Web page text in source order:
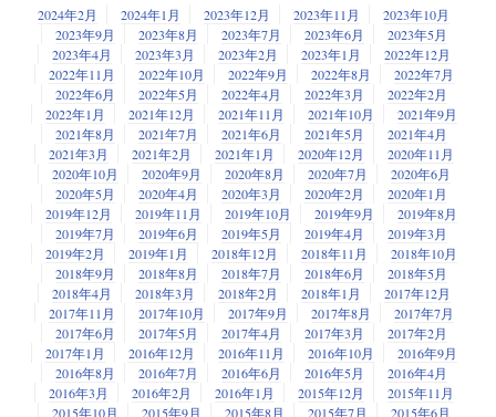
2024年2月 2024年1月 2023年12月 2023年11月
2023年10月
2023年9月
2023年8月 2023年7月 2023年6月
2023年5月
2023年4月
2023年3月 2023年2月 2023年1月
2022年12月
2022年11月
2022年10月 2022年9月 2022年8月
2022年7月
2022年6月
2022年5月 2022年4月 2022年3月
2022年2月
2022年1月
2021年12月 2021年11月 2021年10月
2021年9月
2021年8月
2021年7月 2021年6月 2021年5月
2021年4月
2021年3月
2021年2月 2021年1月 2020年12月
2020年11月
2020年10月
2020年9月 2020年8月 2020年7月
2020年6月
2020年5月
2020年4月 2020年3月 2020年2月
2020年1月
2019年12月
2019年11月 2019年10月 2019年9月
2019年8月
2019年7月
2019年6月 2019年5月 2019年4月
2019年3月
2019年2月
2019年1月 2018年12月 2018年11月
2018年10月
2018年9月
2018年8月 2018年7月 2018年6月
2018年5月
2018年4月
2018年3月 2018年2月 2018年1月
2017年12月
2017年11月
2017年10月 2017年9月 2017年8月
2017年7月
2017年6月
2017年5月 2017年4月 2017年3月
2017年2月
2017年1月
2016年12月 2016年11月 2016年10月
2016年9月
2016年8月
2016年7月 2016年6月 2016年5月
2016年4月
2016年3月
2016年2月 2016年1月 2015年12月
2015年11月
2015年10月
2015年9月 2015年8月 2015年7月
2015年6月